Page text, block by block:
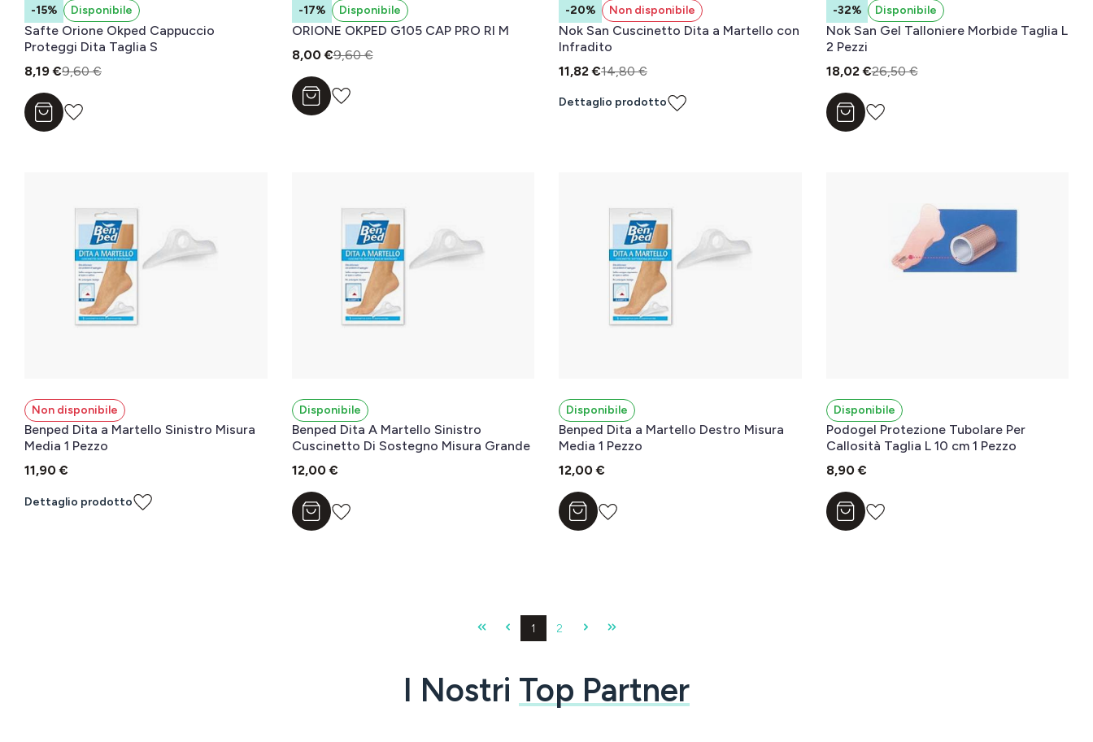
-15% Disponibile
Safte Orione Okped Cappuccio
Proteggi Dita Taglia S
8,19 €9,60 €
Aggiungi al carrello
-17% Disponibile
ORIONE OKPED G105 CAP PRO RI M
8,00 €9,60 €
Aggiungi al carrello
-20% Non disponibile
Nok San Cuscinetto Dita a Martello con
Infradito
11,82 €14,80 €
Dettaglio prodotto
-32% Disponibile
Nok San Gel Talloniere Morbide Taglia L
2 Pezzi
18,02 €26,50 €
Aggiungi al carrello
Non disponibile
Benped Dita a Martello Sinistro Misura
Media 1 Pezzo
11,90 €
Dettaglio prodotto
Disponibile
Benped Dita A Martello Sinistro
Cuscinetto Di Sostegno Misura Grande
12,00 €
Aggiungi al carrello
Disponibile
Benped Dita a Martello Destro Misura
Media 1 Pezzo
12,00 €
Aggiungi al carrello
Disponibile
Podogel Protezione Tubolare Per
Callosità Taglia L 10 cm 1 Pezzo
8,90 €
Aggiungi al carrello
Pagina
1 Pagina
2
I Nostri Top Partner